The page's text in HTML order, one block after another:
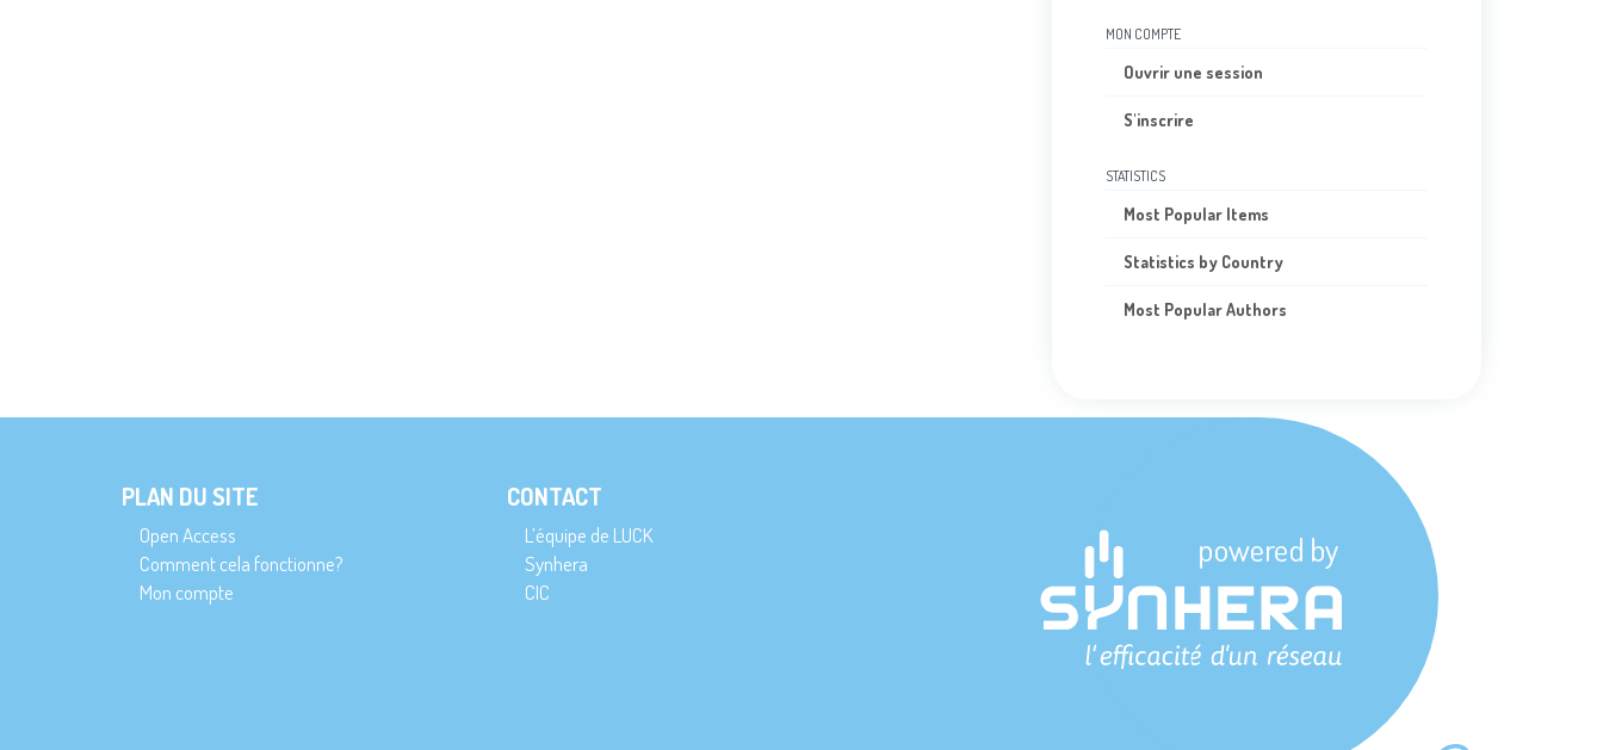
MON COMPTE
Ouvrir une session
S'inscrire
STATISTICS
Most Popular Items
Statistics by Country
Most Popular Authors
PLAN DU SITE
Open Access
Comment cela fonctionne?
Mon compte
CONTACT
L’équipe de LUCK
Synhera
CIC